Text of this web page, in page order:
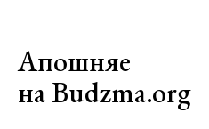
Апошняе
на Budzma.org